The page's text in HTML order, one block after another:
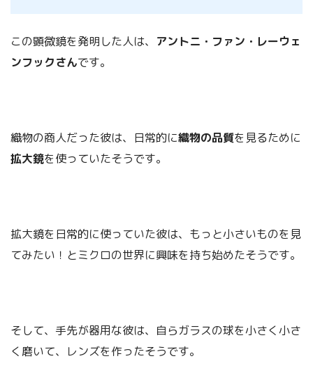
この顕微鏡を発明した人は、 アントニ・ファン・レーウェ
ンフックさんです。
織物の商人だった彼は、日常的に織物の品質を見るために
拡大鏡を使っていたそうです。
拡大鏡を日常的に使っていた彼は、もっと小さいものを見
てみたい！とミクロの世界に興味を持ち始めたそうです。
そして、手先が器用な彼は、自らガラスの球を小さく小さ
く磨いて、レンズを作ったそうです。